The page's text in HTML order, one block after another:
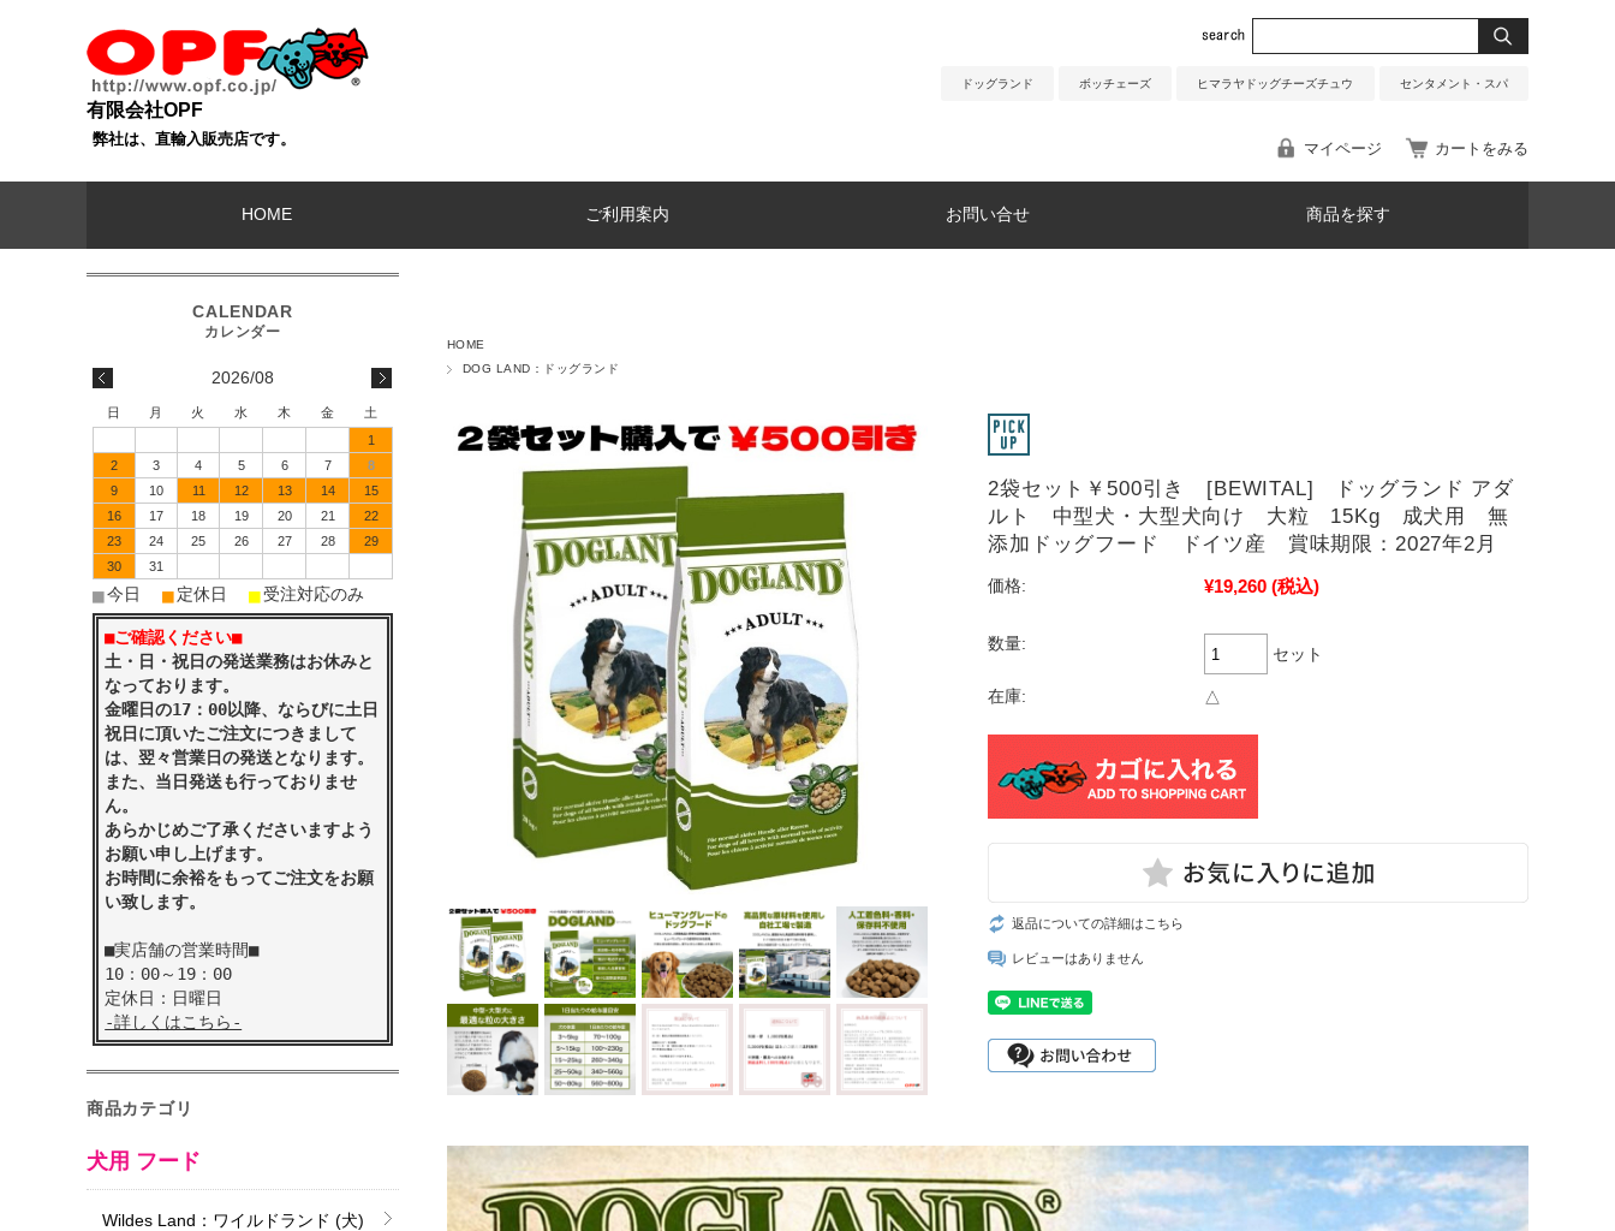
有限会社OPF
弊社は、直輸入販売店です。
ドッグランド ボッチェーズ ヒマラヤドッグチーズチュウ センタメント・スパ
マイページ カートをみる
HOME ご利用案内 お問い合せ 商品を探す
HOME
DOG LAND：ドッグランド
2袋セット￥500引き [BEWITAL] ドッグランド アダ
ルト 中型犬・大型犬向け 大粒 15Kg 成犬用 無
添加ドッグフード ドイツ産 賞味期限：2027年2月
価格: ¥19,260 (税込)
数量:
セット
在庫: △
返品についての詳細はこちら
レビューはありません
2026/08
日 月 火 水 木 金
土
1
2
3 4 5 6 7
8
9
10 11 12 13 14
15
16
17 18 19 20 21
22
23
24 25 26 27 28
29
30
31
■今日 ■定休日 ■受注対応のみ
■ご確認ください■
土・日・祝日の発送業務はお休みと
なっております。
金曜日の17：00以降、ならびに土日
祝日に頂いたご注文につきまして
は、翌々営業日の発送となります。
また、当日発送も行っておりませ
ん。
あらかじめご了承くださいますよう
お願い申し上げます。
お時間に余裕をもってご注文をお願
い致します。
■実店舗の営業時間■
10：00～19：00
定休日：日曜日
-詳しくはこちら-
商品カテゴリ
犬用 フード
Wildes Land：ワイルドランド (犬)